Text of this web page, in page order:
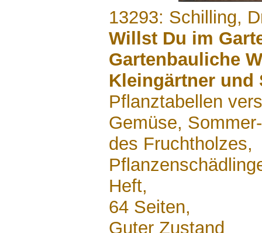
13293: Schilling,
Willst Du im
Gartenbauliche
Kleingärtner und
Pflanztabellen
Gemüse,
des Fruchtholzes,
Heft,
64 Seiten,
Guter Zustand